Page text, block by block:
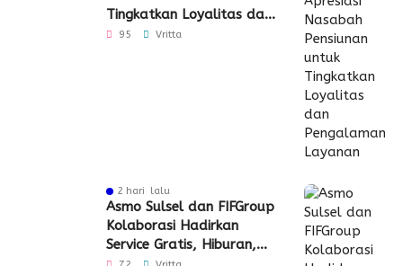
Tingkatkan Loyalitas dan
Pengalaman Layanan
95 Vritta
2 hari lalu
Asmo Sulsel dan FIFGroup
Kolaborasi Hadirkan
Service Gratis, Hiburan,